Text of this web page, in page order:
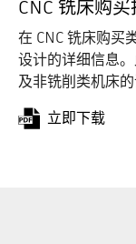
CNC 铣床购
在 CNC 铣床购买
设计的详细信息
及非铣削类机床的
立即下载